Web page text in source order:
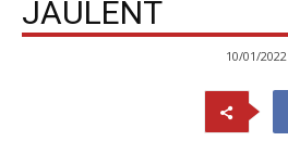
JAULENT
10/01/2022